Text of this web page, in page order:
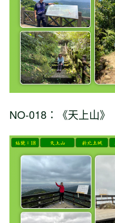
NO-018：《天上山》